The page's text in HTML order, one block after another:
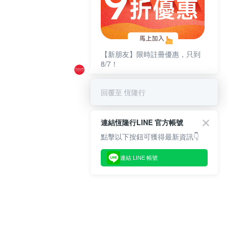
【新朋友】限時註冊優惠，只到
8/7！
回覆至 恆隆行
連結恆隆行LINE 官方帳號
點擊以下按鈕可獲得最新資訊👇
連結 LINE 帳號